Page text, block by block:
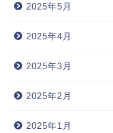
2025年5月
2025年4月
2025年3月
2025年2月
2025年1月